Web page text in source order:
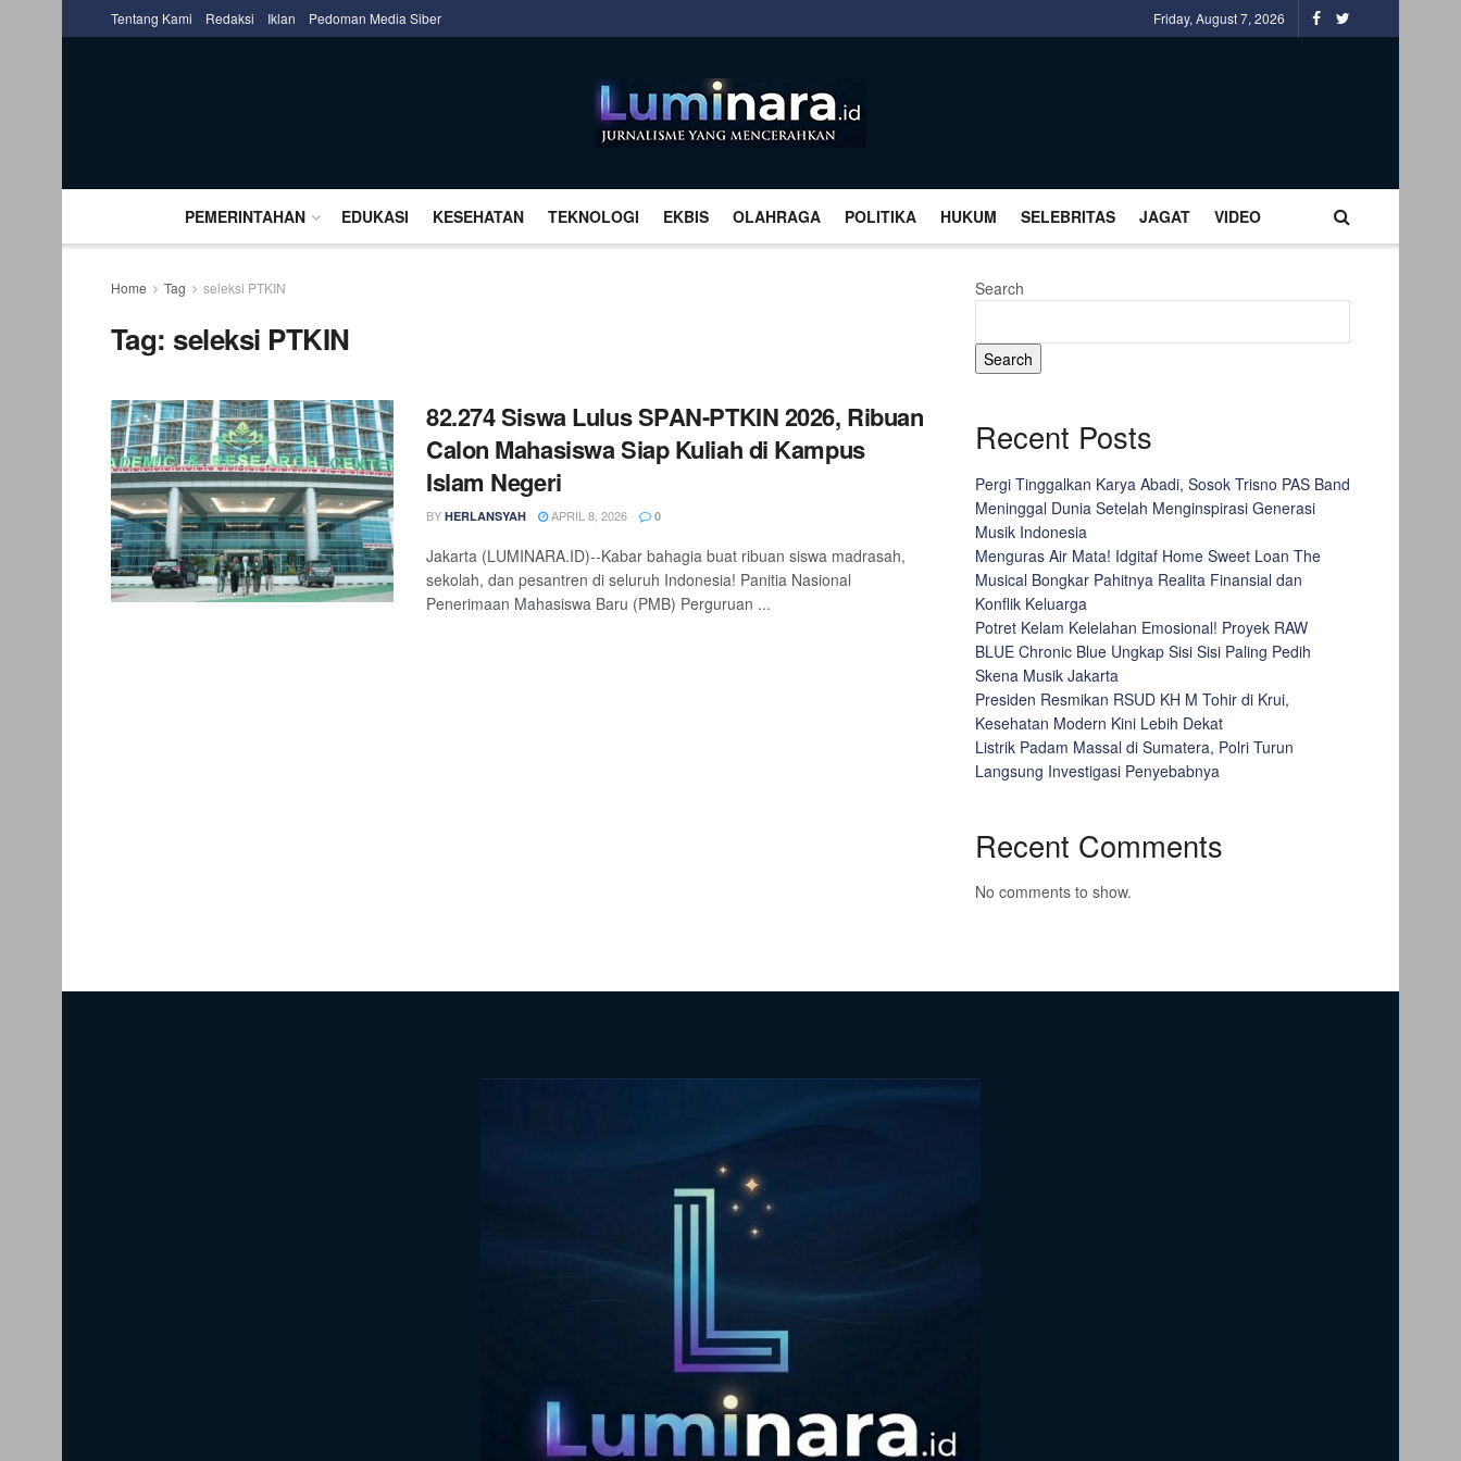
Tentang Kami Redaksi Iklan Pedoman Media Siber Friday, August 7, 2026
PEMERINTAHAN EDUKASI KESEHATAN TEKNOLOGI EKBIS OLAHRAGA POLITIKA HUKUM SELEBRITAS JAGAT VIDEO
Home Tag seleksi PTKIN
Tag: seleksi PTKIN
82.274 Siswa Lulus SPAN-PTKIN 2026, Ribuan
Calon Mahasiswa Siap Kuliah di Kampus
Islam Negeri
BY HERLANSYAH APRIL 8, 2026 0
Jakarta (LUMINARA.ID)--Kabar bahagia buat ribuan siswa madrasah,
sekolah, dan pesantren di seluruh Indonesia! Panitia Nasional
Penerimaan Mahasiswa Baru (PMB) Perguruan ...
Search
Search
Recent Posts
Pergi Tinggalkan Karya Abadi, Sosok Trisno PAS Band
Meninggal Dunia Setelah Menginspirasi Generasi
Musik Indonesia
Menguras Air Mata! Idgitaf Home Sweet Loan The
Musical Bongkar Pahitnya Realita Finansial dan
Konflik Keluarga
Potret Kelam Kelelahan Emosional! Proyek RAW
BLUE Chronic Blue Ungkap Sisi Sisi Paling Pedih
Skena Musik Jakarta
Presiden Resmikan RSUD KH M Tohir di Krui,
Kesehatan Modern Kini Lebih Dekat
Listrik Padam Massal di Sumatera, Polri Turun
Langsung Investigasi Penyebabnya
Recent Comments
No comments to show.